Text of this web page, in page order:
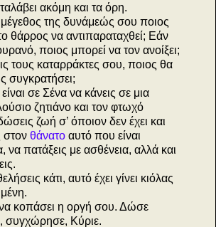
ακόμη και τα όρη.
της δυνάμεώς σου ποιος
θάρρος να αντιπαραταχθεί; Εάν
ποιος μπορεί να τον ανοίξει;
τους καταρράκτες σου, ποιος θα
συγκρατήσει;
σε Σένα να κάνεις σε μια
ζητιάνο και τον φτωχό
ζωή σ’ όποιον δεν έχει και
στον θάνατο αυτό που είναι
να πατάξεις με ασθένεια, αλλά και
κάτι, αυτό έχει γίνει κιόλας
κοπάσει η οργή σου. Δώσε
συγχώρησε, Κύριε.